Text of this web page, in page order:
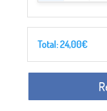
Total:24,00€